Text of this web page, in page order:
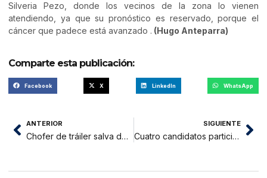
Silveria Pezo, donde los vecinos de la zona lo vienen
atendiendo, ya que su pronóstico es reservado, porque el
cáncer que padece está avanzado . (Hugo Anteparra)
Comparte esta publicación:
Facebook X LinkedIn WhatsApp
ANTERIOR
Chofer de tráiler salva de morir aplastado por 30 toneladas de arroz
SIGUIENTE
Cuatro candidatos participaron de debate televisivo en Tarapoto